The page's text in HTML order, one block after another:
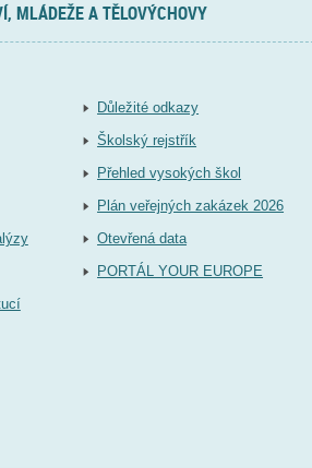
MLÁDEŽE A TĚLOVÝCHOVY
Důležité odkazy
Školský rejstřík
Přehled vysokých škol
Plán veřejných zakázek 2026
Otevřená data
PORTÁL YOUR EUROPE